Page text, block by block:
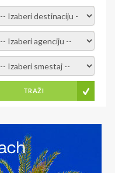
- izaberi destinaciju -
- izaberi agenciju -
- Izaberite smestaj -
TRAŽI